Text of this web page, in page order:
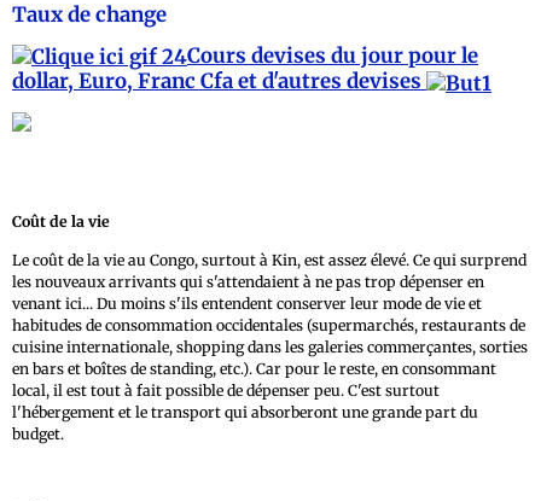
Taux de change
Cours devises du jour pour le
dollar, Euro, Franc Cfa et d'autres devises
Coût de la vie
Le coût de la vie au Congo, surtout à Kin, est assez élevé. Ce qui surprend
les nouveaux arrivants qui s'attendaient à ne pas trop dépenser en
venant ici... Du moins s'ils entendent conserver leur mode de vie et
habitudes de consommation occidentales (supermarchés, restaurants de
cuisine internationale, shopping dans les galeries commerçantes, sorties
en bars et boîtes de standing, etc.). Car pour le reste, en consommant
local, il est tout à fait possible de dépenser peu. C'est surtout
l'hébergement et le transport qui absorberont une grande part du
budget.